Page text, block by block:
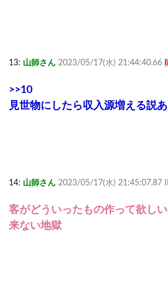
13: 山師さん 2023/05/17(水) 21:44:40.66
>>10
見世物にしたら収入源増える説
14: 山師さん 2023/05/17(水) 21:45:07.87
客がどういったもの作って欲し
来ない地獄